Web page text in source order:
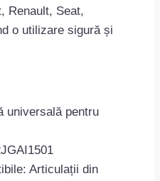
Renault, Seat,
o utilizare sigură și
universală pentru
Articulații din